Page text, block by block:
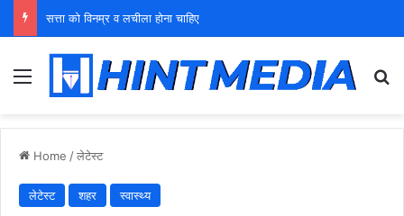
युवा शक्ति को पहचाने बूढ़ा नेतृत्व
Menu
Home /लेटेस्ट
लेटेस्ट शहर स्वास्थ्य